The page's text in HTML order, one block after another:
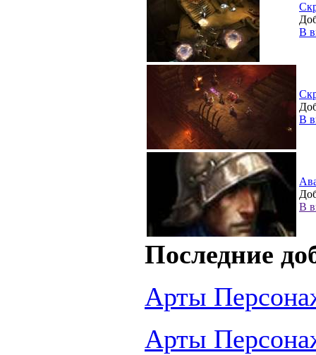
В
В
В
Последние
Арты
Арты